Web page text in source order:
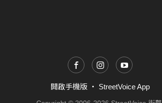
開啟手機版 ・ StreetVoice App